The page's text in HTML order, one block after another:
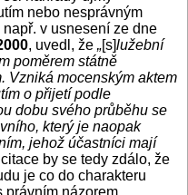
nebo nesprávným
v usnesení ze dne
, uvedl, že „[s]lužební
poměrem státně
Vzniká mocenským aktem
o přijetí podle
dobu svého průběhu se
který je naopak
jehož účastníci mají
by se tedy zdálo, že
je co do charakteru
právním názorem